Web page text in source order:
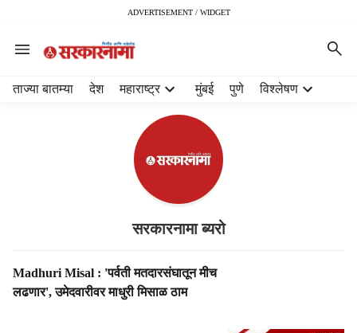
ADVERTISEMENT / WIDGET
ताज्या बातम्या देश महाराष्ट्र मुंबई पुणे विश्लेषण
सरकारनामा ब्यरो
S
t
Madhuri Misal : 'पर्वती मतदारसंघातून मीच
लढणार', उमेदवारीवर माधुरी मिसाळ ठाम